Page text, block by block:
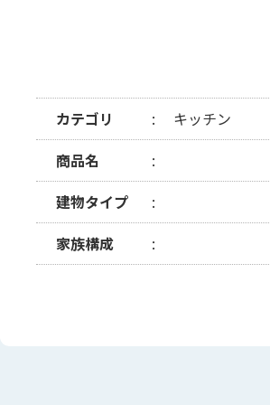
カテゴリ
キッチン
商品名
建物タイプ
家族構成